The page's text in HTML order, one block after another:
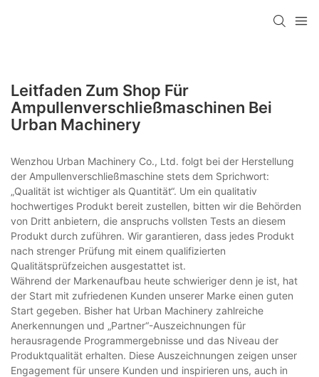
Leitfaden Zum Shop Für
Ampullenverschließmaschinen Bei
Urban Machinery
Wenzhou Urban Machinery Co., Ltd. folgt bei der Herstellung
der Ampullenverschließmaschine stets dem Sprichwort:
„Qualität ist wichtiger als Quantität“. Um ein qualitativ
hochwertiges Produkt bereit zustellen, bitten wir die Behörden
von Dritt anbietern, die anspruchs vollsten Tests an diesem
Produkt durch zuführen. Wir garantieren, dass jedes Produkt
nach strenger Prüfung mit einem qualifizierten
Qualitätsprüfzeichen ausgestattet ist.
Während der Markenaufbau heute schwieriger denn je ist, hat
der Start mit zufriedenen Kunden unserer Marke einen guten
Start gegeben. Bisher hat Urban Machinery zahlreiche
Anerkennungen und „Partner“-Auszeichnungen für
herausragende Programmergebnisse und das Niveau der
Produktqualität erhalten. Diese Auszeichnungen zeigen unser
Engagement für unsere Kunden und inspirieren uns, auch in